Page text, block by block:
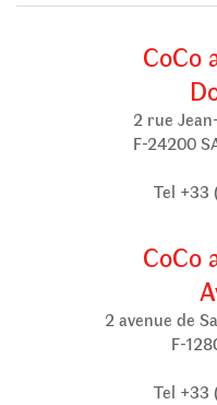
CoCo
2 rue
F-24200
Tel +33
CoCo
2 avenue de
F-
Tel +33